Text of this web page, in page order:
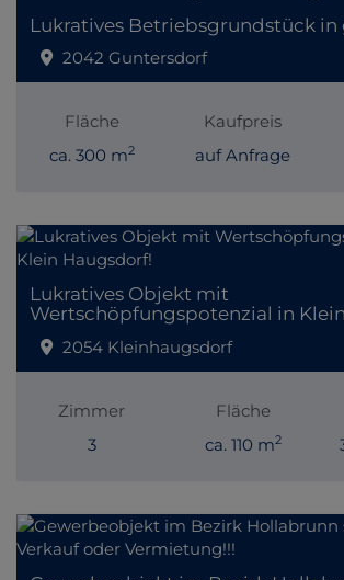
Lukratives Betriebsgrundstück in
2042 Guntersdorf
Fläche
ca. 300 m2
Kaufpreis
auf Anfrage
Lukratives Objekt mit
Wertschöpfungspotenzial in
2054 Kleinhaugsdorf
Zimmer
3
Fläche
ca. 110 m2